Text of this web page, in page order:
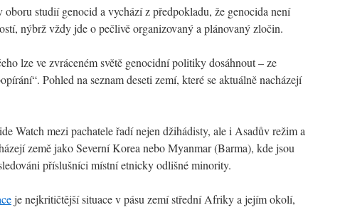
studií genocid a vychází z předpokladu, že genocida není
nýbrž vždy jde o pečlivě organizovaný a plánovaný zločin.
lze ve zvráceném světě genocidní politiky dosáhnout – ze
Pohled na seznam deseti zemí, které se aktuálně nacházejí
Watch mezi pachatele řadí nejen džihádisty, ale i Asadův režim a
země jako Severní Korea nebo Myanmar (Barma), kde jsou
příslušníci místní etnicky odlišné minority.
je nejkritičtější situace v pásu zemí střední Afriky a jejím okolí,